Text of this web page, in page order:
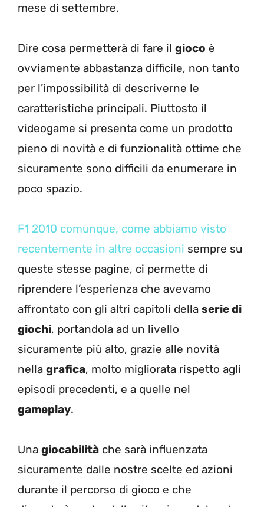
mese di settembre.
Dire cosa permetterà di fare il gioco è
ovviamente abbastanza difficile, non tanto
per l’impossibilità di descriverne le
caratteristiche principali. Piuttosto il
videogame si presenta come un prodotto
pieno di novità e di funzionalità ottime che
sicuramente sono difficili da enumerare in
poco spazio.
F1 2010 comunque, come abbiamo visto
recentemente in altre occasioni sempre su
queste stesse pagine, ci permette di
riprendere l’esperienza che avevamo
affrontato con gli altri capitoli della serie di
giochi, portandola ad un livello
sicuramente più alto, grazie alle novità
nella grafica, molto migliorata rispetto agli
episodi precedenti, e a quelle nel
gameplay.
Una giocabilità che sarà influenzata
sicuramente dalle nostre scelte ed azioni
durante il percorso di gioco e che